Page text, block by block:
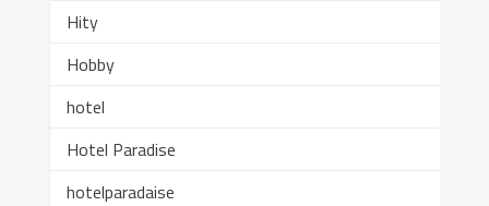
Hity
Hobby
hotel
Hotel Paradise
hotelparadaise